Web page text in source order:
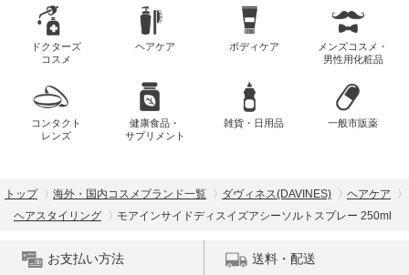
ドクターズ
コスメ
ヘアケア ボディケア
メンズコスメ・
男性用化粧品
コンタクト
レンズ
健康食品・
サプリメント
雑貨・日用品 一般市販薬
トップ 海外・国内コスメブランド一覧 ダヴィネス(DAVINES)
ヘアケア
ヘアスタイリング
モアインサイドディスイズアシーソルトスプレー 250ml
お支払い方法 送料・配送